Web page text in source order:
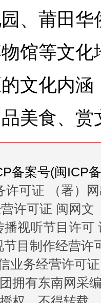
、莆田
馆等文
文化内
美食、赏
备案号(闽ICP
许可证 （署）
许可证 闽网文
播视听节目许可
节目制作经营许
业务经营许可
拥有东南网采